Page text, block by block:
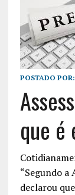
POSTADO POR:
que é
“Segundo a
declarou